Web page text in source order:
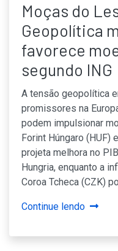
Moças do
Geopolítica
favorece
segundo ING
A tensão geopolítica
promissores na
podem impulsionar
Forint Húngaro (HUF)
projeta melhora no
Hungria, enquanto a
Coroa Tcheca (CZK)
Continue lendo